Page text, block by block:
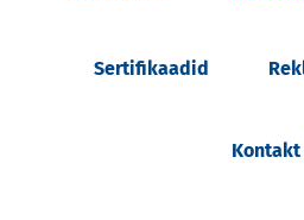
Sertifikaadid
Kontakt